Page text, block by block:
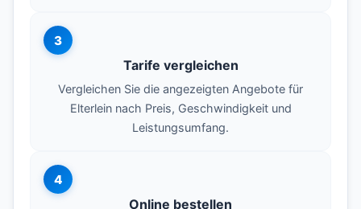
3
Tarife vergleichen
Vergleichen Sie die angezeigten Angebote für
Elterlein nach Preis, Geschwindigkeit und
Leistungsumfang.
4
Online bestellen